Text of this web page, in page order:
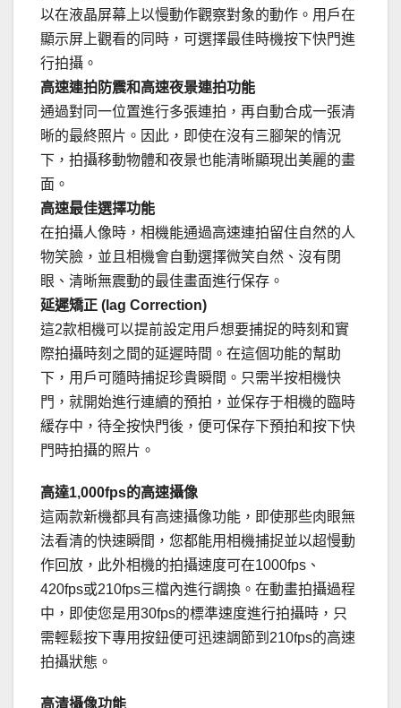
以在液晶屏幕上以慢動作觀察對象的動作。用戶在
顯示屏上觀看的同時，可選擇最佳時機按下快門進
行拍攝。
高速連拍防震和高速夜景連拍功能
通過對同一位置進行多張連拍，再自動合成一張清
晰的最終照片。因此，即使在沒有三腳架的情況
下，拍攝移動物體和夜景也能清晰顯現出美麗的畫
面。
高速最佳選擇功能
在拍攝人像時，相機能通過高速連拍留住自然的人
物笑臉，並且相機會自動選擇微笑自然、沒有閉
眼、清晰無震動的最佳畫面進行保存。
延遲矯正 (lag Correction)
這2款相機可以提前設定用戶想要捕捉的時刻和實
際拍攝時刻之間的延遲時間。在這個功能的幫助
下，用戶可隨時捕捉珍貴瞬間。只需半按相機快
門，就開始進行連續的預拍，並保存于相機的臨時
緩存中，待全按快門後，便可保存下預拍和按下快
門時拍攝的照片。
高達1,000fps的高速攝像
這兩款新機都具有高速攝像功能，即使那些肉眼無
法看清的快速瞬間，您都能用相機捕捉並以超慢動
作回放，此外相機的拍攝速度可在1000fps、
420fps或210fps三檔內進行調換。在動畫拍攝過程
中，即使您是用30fps的標準速度進行拍攝時，只
需輕鬆按下專用按鈕便可迅速調節到210fps的高速
拍攝狀態。
高清攝像功能